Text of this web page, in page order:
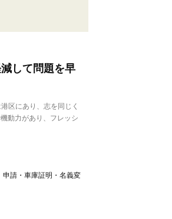
して問題を早
区にあり、志を同じく
動力があり、フレッシ
請・車庫証明・名義変